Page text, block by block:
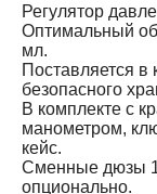
Регулятор
Оптимальный
мл.
Поставляется
безопасного
В комплекте с
манометром,
кейс.
Сменные дюзы
опционально.